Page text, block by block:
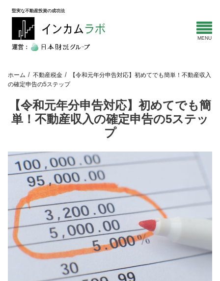
堅実な不動産投資の成功法
運営：
ホーム 不動産税金
【令和元年分申告対応】初めてでも簡単！不動産収入
の確定申告の5ステップ
【令和元年分申告対応】初めてでも簡
単！不動産収入の確定申告の5ステッ
プ